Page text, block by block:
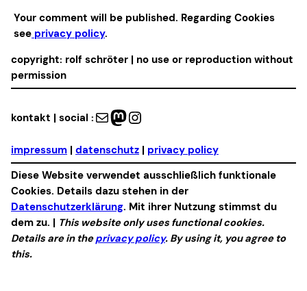
Your comment will be published. Regarding Cookies
see privacy policy.
copyright: rolf schröter | no use or reproduction without
permission
kontakt | social : Mail Mastodon Instagram
impressum | datenschutz | privacy policy
Diese Website verwendet ausschließlich funktionale
Cookies. Details dazu stehen in der
Datenschutzerklärung. Mit ihrer Nutzung stimmst du
dem zu. | This website only uses functional cookies.
Details are in theprivacy policy. By using it, you agree to
this.